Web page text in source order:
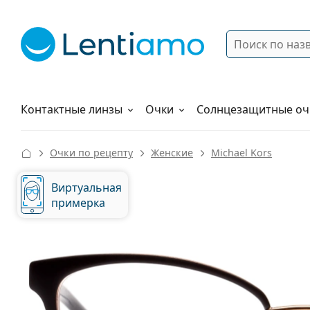
Поиск
Контактные линзы
Растворы Очки Солнцезащитные
Как заказать
Очки по рецепту Женские Michael Kors
Виртуальная
примерка